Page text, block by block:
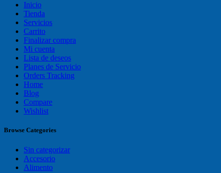
Inicio
Tienda
Servicios
Carrito
Finalizar compra
Mi cuenta
Lista de deseos
Planes de Servicio
Orders Tracking
Home
Blog
Compare
Wishlist
Browse Categories
Sin categorizar
Accesorio
Alimento